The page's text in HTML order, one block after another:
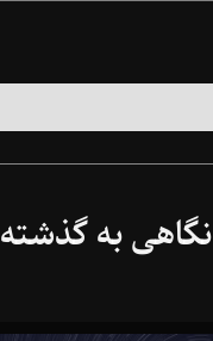
نگاهی به گذشته